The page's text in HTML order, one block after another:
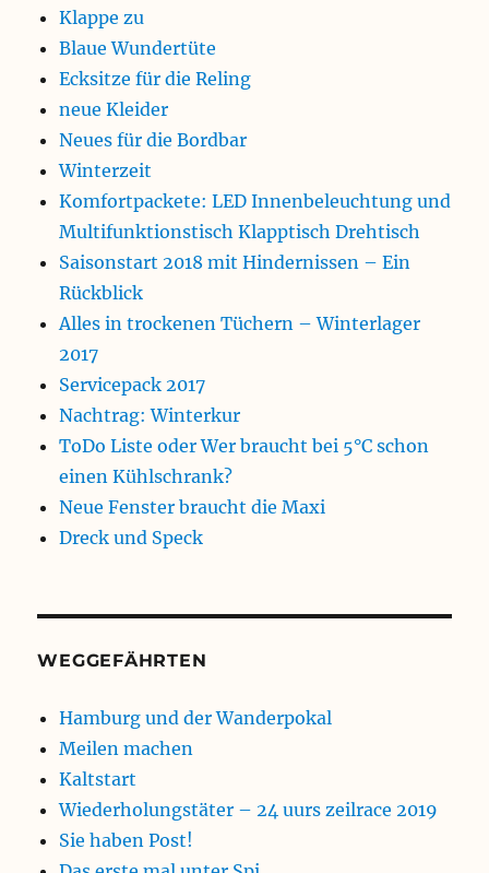
Klappe zu
Blaue Wundertüte
Ecksitze für die Reling
neue Kleider
Neues für die Bordbar
Winterzeit
Komfortpackete: LED Innenbeleuchtung und
Multifunktionstisch Klapptisch Drehtisch
Saisonstart 2018 mit Hindernissen – Ein
Rückblick
Alles in trockenen Tüchern – Winterlager
2017
Servicepack 2017
Nachtrag: Winterkur
ToDo Liste oder Wer braucht bei 5°C schon
einen Kühlschrank?
Neue Fenster braucht die Maxi
Dreck und Speck
WEGGEFÄHRTEN
Hamburg und der Wanderpokal
Meilen machen
Kaltstart
Wiederholungstäter – 24 uurs zeilrace 2019
Sie haben Post!